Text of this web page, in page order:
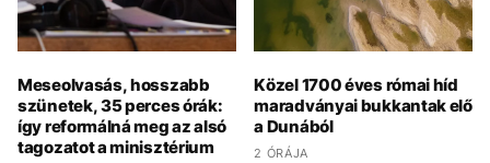
Meseolvasás, hosszabb
szünetek, 35 perces órák:
így reformálná meg az alsó
tagozatot a minisztérium
Közel 1700 éves római híd
maradványai bukkantak elő
a Dunából
2 ÓRÁJA